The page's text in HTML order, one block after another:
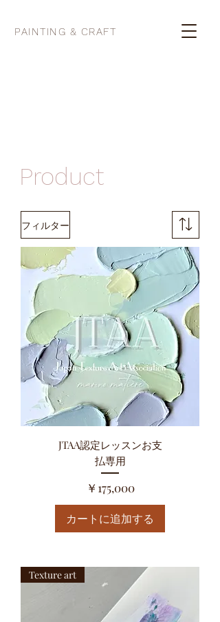
PAINTING & CRAFT
Product
フィルター
JTAA認定レッスンお支
払専用
価格
￥175,000
カートに追加する
Texture art